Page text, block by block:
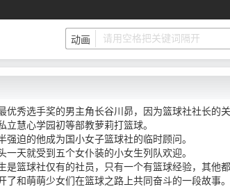
优秀选手奖的男主角长谷川昴，因为篮球社社长
立慧心学园初等部教萝莉打篮球。
强迫的他成为国小女子篮球社的临时顾问。
一天就受到五个女仆装的小女生列队欢迎。
是篮球社仅有的社员，只有一个有篮球经验，其他都
了和萌萌少女们在篮球之路上共同奋斗的一段故事。